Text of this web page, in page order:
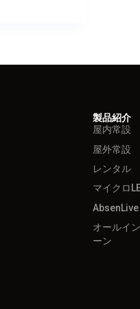
製品紹介
屋内常設
屋外常設
レンタル
マイクロ
AbsenLive
オールイ
ーン